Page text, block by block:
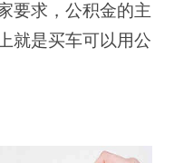
要求，公积金的主
就是买车可以用公